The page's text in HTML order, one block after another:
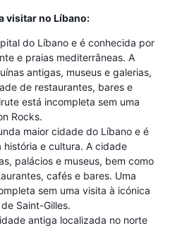
visitar no Líbano:
do Líbano e é conhecida por
e praias mediterrâneas. A
antigas, museus e galerias,
de restaurantes, bares e
está incompleta sem uma
Rocks.
maior cidade do Líbano e é
e cultura. A cidade
palácios e museus, bem como
cafés e bares. Uma
sem uma visita à icónica
Saint-Gilles.
antiga localizada no norte